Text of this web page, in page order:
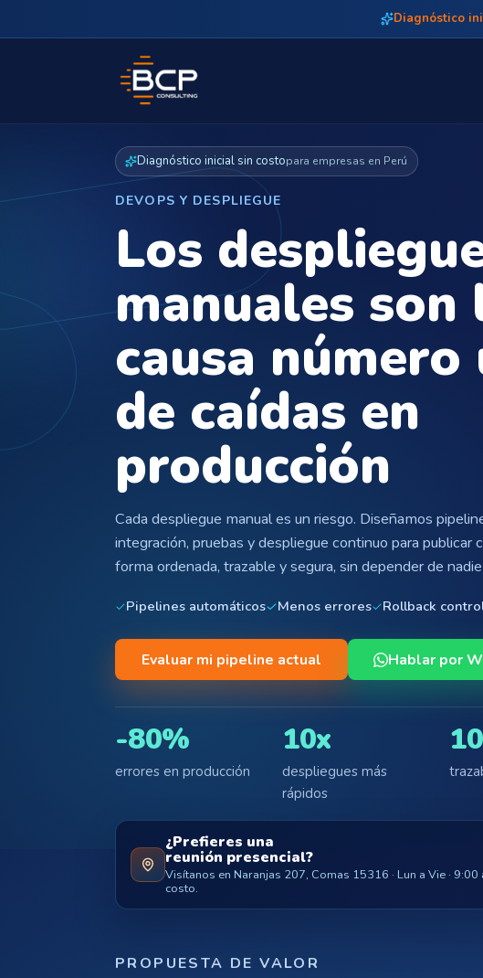
Diagnóstico
Diagnóstico inicial sin costopara empresas en Perú
DEVOPS Y DESPLIEGUE
Los
manuales son
causa número
de caídas en
producción
Cada despliegue manual es un riesgo. Diseñamos
integración, pruebas y despliegue continuo para publicar
forma ordenada, trazable y segura, sin depender de
Pipelines automáticos Menos errores Rollback
Evaluar mi pipeline actual Hablar por
-80%
errores en producción
10x
despliegues más
rápidos
¿Prefieres una
reunión presencial?
Visítanos en Naranjas 207, Comas 15316 · Lun a Vie ·
costo.
PROPUESTA DE VALOR